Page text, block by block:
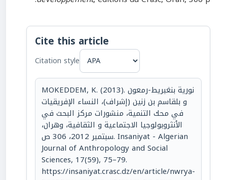
Cite this article
Citation style
MOKEDDEM, K. (2013). نورية بنغبريط-رمعون
و بلقاسم بن زنين (إشراف)، النساء الإفريقيات
في محك التنمية، منشورات مركز البحث في
الأنثروبولوجيا الاجتماعية و الثقافية، وهران،
سبتمبر 2012، 306 ص. Insaniyat - Algerian
Journal of Anthropology and Social
Sciences, 17(59), 75–79.
https://insaniyat.crasc.dz/en/article/nwrya-